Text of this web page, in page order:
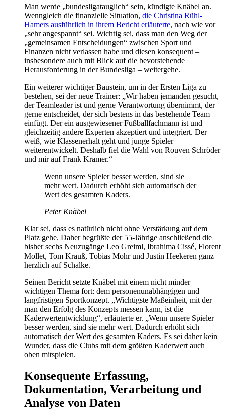
Man werde „bundesligatauglich“ sein, kündigte Knäbel an.
Wenngleich die finanzielle Situation, die Christina Rühl-
Hamers ausführlich in ihrem Bericht erläuterte, nach wie vor
„sehr angespannt“ sei. Wichtig sei, dass man den Weg der
„gemeinsamen Entscheidungen“ zwischen Sport und
Finanzen nicht verlassen habe und diesen konsequent –
insbesondere auch mit Blick auf die bevorstehende
Herausforderung in der Bundesliga – weitergehe.
Ein weiterer wichtiger Baustein, um in der Ersten Liga zu
bestehen, sei der neue Trainer: „Wir haben jemanden gesucht,
der Teamleader ist und gerne Verantwortung übernimmt, der
gerne entscheidet, der sich bestens in das bestehende Team
einfügt. Der ein ausgewiesener Fußballfachmann ist und
gleichzeitig andere Experten akzeptiert und integriert. Der
weiß, wie Klassenerhalt geht und junge Spieler
weiterentwickelt. Deshalb fiel die Wahl von Rouven Schröder
und mir auf Frank Kramer.“
Wenn unsere Spieler besser werden, sind sie
mehr wert. Dadurch erhöht sich automatisch der
Wert des gesamten Kaders.
Peter Knäbel
Klar sei, dass es natürlich nicht ohne Verstärkung auf dem
Platz gehe. Daher begrüßte der 55-Jährige anschließend die
bisher sechs Neuzugänge Leo Greiml, Ibrahima Cissé, Florent
Mollet, Tom Krauß, Tobias Mohr und Justin Heekeren ganz
herzlich auf Schalke.
Seinen Bericht setzte Knäbel mit einem nicht minder
wichtigen Thema fort: dem personenunabhängigen und
langfristigen Sportkonzept. „Wichtigste Maßeinheit, mit der
man den Erfolg des Konzepts messen kann, ist die
Kaderwertentwicklung“, erläuterte er. „Wenn unsere Spieler
besser werden, sind sie mehr wert. Dadurch erhöht sich
automatisch der Wert des gesamten Kaders. Es sei daher kein
Wunder, dass die Clubs mit dem größten Kaderwert auch
oben mitspielen.
Konsequente Erfassung,
Dokumentation, Verarbeitung und
Analyse von Daten